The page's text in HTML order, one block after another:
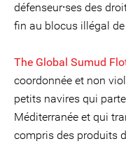
défenseur⸱ses des
fin au blocus illégal de
The Global Sumud
coordonnée et non
petits navires qui
Méditerranée et qui
compris des produits